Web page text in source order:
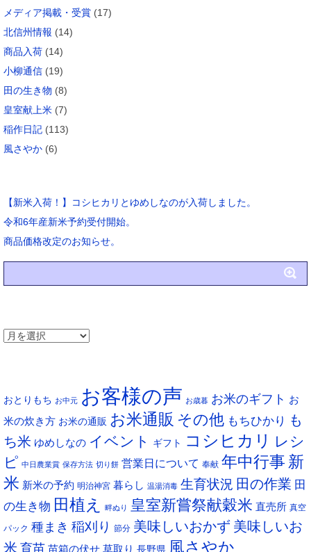
メディア掲載・受賞 (17)
北信州情報 (14)
商品入荷 (14)
小柳通信 (19)
田の生き物 (8)
皇室献上米 (7)
稲作日記 (113)
風さやか (6)
【新米入荷！】コシヒカリとゆめしなのが入荷しました。
令和6年産新米予約受付開始。
商品価格改定のお知らせ。
ア
おとりもち お中元 お客様の声 お歳暮 お米のギフト お
米の炊き方 お米の通販 お米通販 その他 もちひかり も
ち米 ゆめしなの イベント ギフト コシヒカリ
レシ
ピ 中日農業賞 保存方法 切り餅 営業日について 奉献 年中行事 新
米 新米の予約 明治神宮 暮らし 温湯消毒 生育状況 田の作業 田
の生き物 田植え 畔ぬり 皇室新嘗祭献穀米 直売所 真空
パック 種まき 稲刈り 節分 美味しいおかず 美味しいお
米 育苗 苗箱の伏せ 草取り 長野県 風さやか